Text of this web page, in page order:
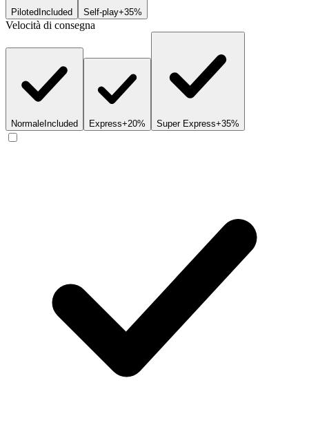
PilotedIncluded Self-play+35%
Velocità di consegna
NormaleIncluded Express+20% Super Express+35%